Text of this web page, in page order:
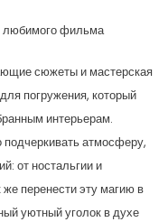
любимого фильма
сюжеты и мастерская
погружения, который
интерьерам.
атмосферу,
от ностальгии и
перенести эту магию в
уютный уголок в духе